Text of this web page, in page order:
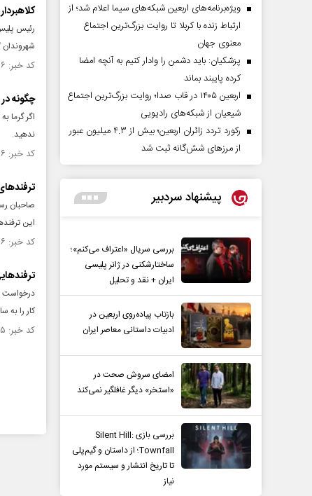
کلاهبرداری تلگرامی از ۲۵ نفر
شهروندان
کد خبر: ۱۳۲۳۲۱۶ تاریخ انتشار : ۱۴۰۰/۰۴/۰۵
چگونه
اگر گرما
ندهید.
کد خبر: ۱۳۲۱۷۳۶ تاریخ انتشار : ۱۴۰۰/۰۳/۳۰
صاحبان
این
کد خبر: ۱۳۱۶۱۲۶ تاریخ انتشار : ۱۴۰۰/۰۲/۲۸
درخواست
کار را به
کد خبر: ۱۳۱۱۱۱۵ تاریخ انتشار : ۱۴۰۰/۰۱/۲۸
ویژه‌برنامه‌های اربعین شبکه‌های سیما اعلام شد؛ از
ارتباط زنده با کربلا تا روایت بزرگ‌ترین اجتماع
معنوی جهان
پزشکیان: باید دشمن را وادار کنیم به آنچه امضا
کرده پایبند بماند
اربعین ۱۴۰۵ در قاب صدا؛ روایت بزرگ‌ترین اجتماع
شیعیان از شبکه‌های رادیویی
رکورد تردد زائران اربعین؛ بیش از ۴.۳ میلیون عبور
از مرزهای شش‌گانه ثبت شد
پیشنهاد سردبیر
بررسی سریال «اعتراف می‌کنم»؛
ساختارشکنی در ژانر پلیسی
ایران + نقد و تحلیل
بازتاب پیاده‌روی اربعین در
ادبیات داستانی معاصر ایران
امضای سروش صحت در
«استخر» دیگر غافلگیر نمی‌کند
بررسی بازی Silent Hill:
Townfall؛ از داستان و گیم‌پلی
تا تاریخ انتشار و سیستم مورد
نیاز